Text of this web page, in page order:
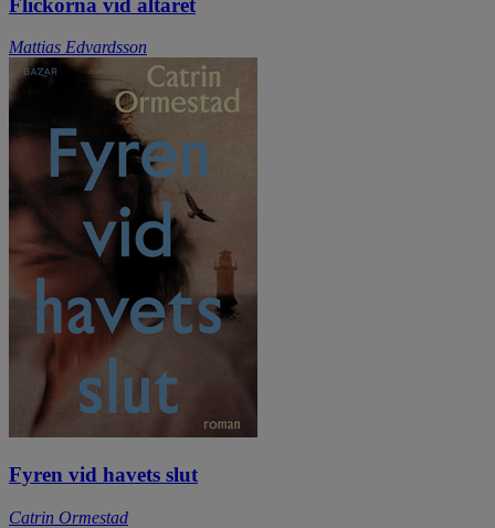
Mattias Edvardsson
Fyren vid havets slut
Catrin Ormestad